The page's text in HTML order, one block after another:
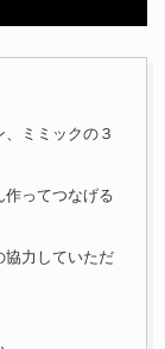
ミミックの３
ってつなげる
協力していただ